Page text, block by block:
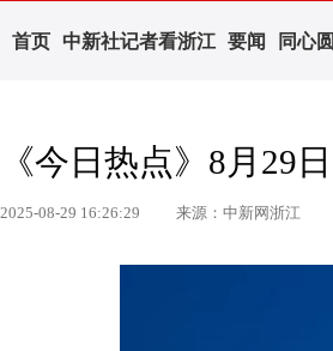
首页 中新社记者看浙江 要闻 同心圆
《今日热点》8月29日
2025-08-29 16:26:29 来源：中新网浙江